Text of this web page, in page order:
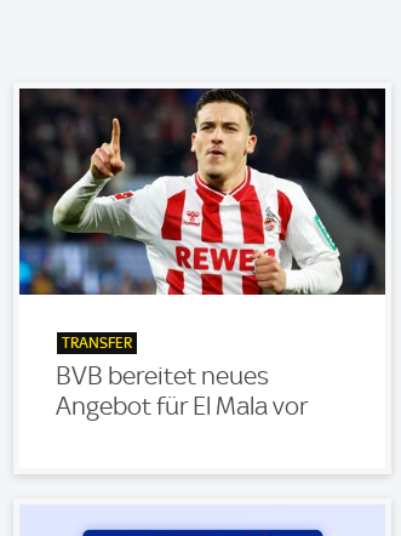
TRANSFER
BVB bereitet neues
Angebot für El Mala vor